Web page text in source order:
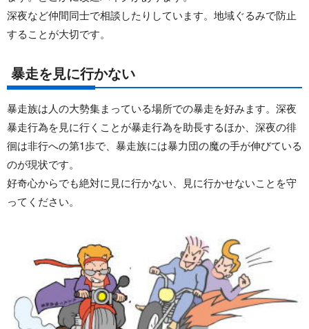
深夜など仲間同士で相談したりしています。地域ぐるみで防止
することが大切です。
暴走を見に行かない
暴走族は人の大勢集まっている場所での暴走を好みます。深夜
暴走行為を見に行くことが暴走行為を助長するほか、深夜の徘
徊は非行への第1歩で、暴走族には暴力団の魔の手が伸びている
のが現状です。
好奇心からでも絶対に見に行かない、見に行かせないことを守
ってください。